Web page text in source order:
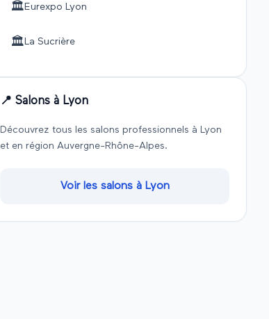
🏛️ Eurexpo Lyon
🏛️ La Sucrière
📍 Salons à Lyon
Découvrez tous les salons professionnels à
Lyon
et en région Auvergne-Rhône-Alpes.
Voir les salons à Lyon